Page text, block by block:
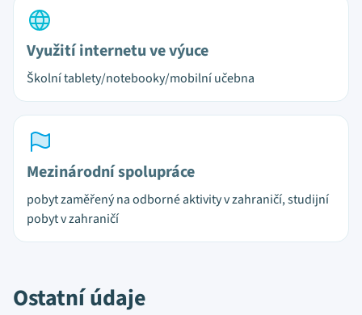
Využití internetu ve výuce
Školní tablety/notebooky/mobilní učebna
Mezinárodní spolupráce
pobyt zaměřený na odborné aktivity v zahraničí, studijní
pobyt v zahraničí
Ostatní údaje